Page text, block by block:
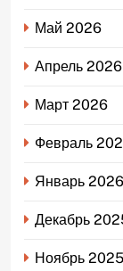
Май 2026
Апрель 2026
Март 2026
Февраль
Январь 2026
Декабрь
Ноябрь 2025